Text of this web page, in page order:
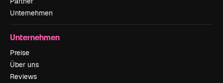
Unternehmen
Unternehmen
Preise
Über uns
Reviews